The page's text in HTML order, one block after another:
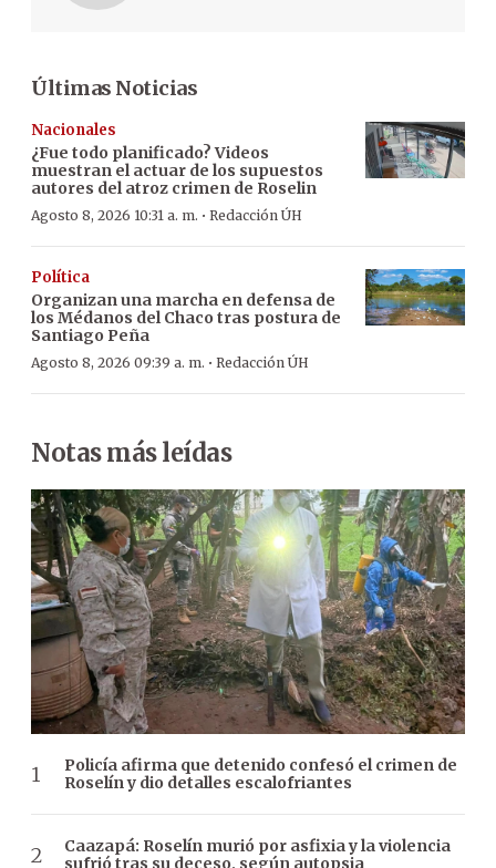
Últimas Noticias
Nacionales
¿Fue todo planificado? Videos
muestran el actuar de los supuestos
autores del atroz crimen de Roselin
Agosto 8, 2026 10:31 a. m. · Redacción ÚH
Política
Organizan una marcha en defensa de
los Médanos del Chaco tras postura de
Santiago Peña
Agosto 8, 2026 09:39 a. m. · Redacción ÚH
Notas más leídas
Policía afirma que detenido confesó el crimen de
Roselín y dio detalles escalofriantes
Caazapá: Roselín murió por asfixia y la violencia
sufrió tras su deceso, según autopsia